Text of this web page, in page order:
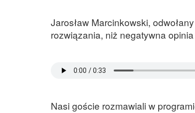
Jarosław Marcinkowski,
rozwiązania, niż negatywna
Nasi goście rozmawiali w